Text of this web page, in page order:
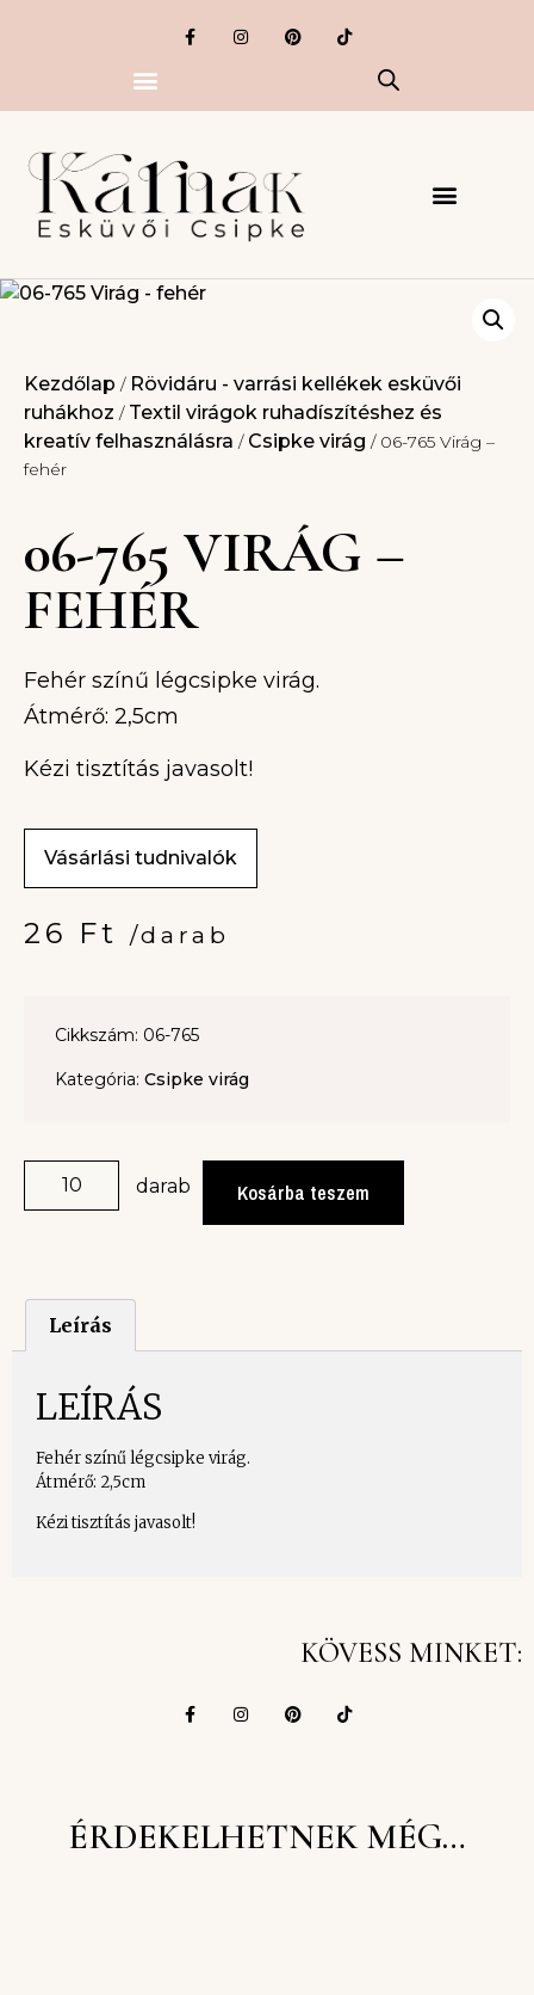
Kezdőlap / Rövidáru - varrási kellékek esküvői
ruhákhoz / Textil virágok ruhadíszítéshez és
kreatív felhasználásra / Csipke virág / 06-765 Virág –
fehér
06-765 VIRÁG –
FEHÉR
Fehér színű légcsipke virág.
Átmérő: 2,5cm
Kézi tisztítás javasolt!
Vásárlási tudnivalók
26 Ft /darab
Cikkszám: 06-765
Kategória: Csipke virág
darab Kosárba teszem
Leírás
LEÍRÁS
Fehér színű légcsipke virág.
Átmérő: 2,5cm
Kézi tisztítás javasolt!
KÖVESS MINKET:
ÉRDEKELHETNEK MÉG…